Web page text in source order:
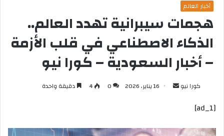
أخبار العالم
هجمات سيبرانية تهدد العالم..
الذكاء الاصطناعي في قلب الأزمة
– أخبار السعودية – كورا نيو
كورا نيو
أرسل 16 يناير، 2026 0
4 دقيقة واحدة
[ad_1]